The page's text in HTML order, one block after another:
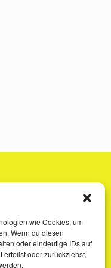
wie Cookies, um
Wenn du diesen
oder eindeutige IDs auf
oder zurückziehst,